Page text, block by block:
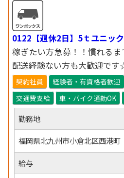
0122【週休2日】5ｔユニッ
稼ぎたい方急募！！慣れるま
配送経験ない方も大歓迎で
契約社員 経験者・有資格者歓迎
交通費支給
車・バイク通勤OK
勤務地
福岡県北九州市小倉北区西港町
給与